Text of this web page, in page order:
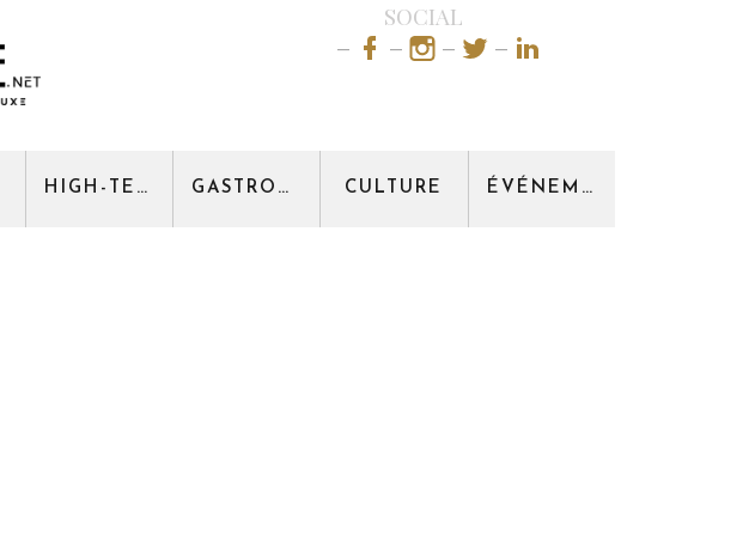
SOCIAL
HIGH-TECH GASTRONOMIE CULTURE ÉVÉNEMENT